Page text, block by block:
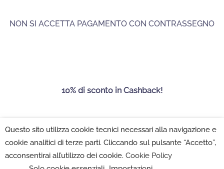
NON SI ACCETTA PAGAMENTO CON CONTRASSEGNO
10% di sconto in Cashback!
Maison Folies SRL 2022 - P.IVA 02222350502 -Privacy
Policy-Cookie Policy-Impostazioni Cookie
Questo sito utilizza cookie tecnici necessari alla navigazione e
cookie analitici di terze parti. Cliccando sul pulsante “Accetto”,
acconsentirai all’utilizzo dei cookie. Cookie Policy